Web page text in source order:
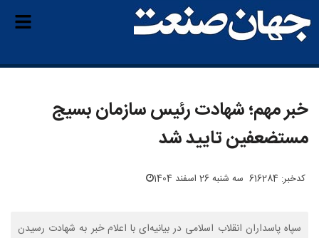
خبر مهم؛ شهادت رئیس سازمان بسیج
مستضعفین تایید شد
کدخبر: 616284 سه شنبه 26 اسفند 1404
سپاه پاسداران انقلاب اسلامی در بیانیه‌ای با اعلام خبر به شهادت رسیدن